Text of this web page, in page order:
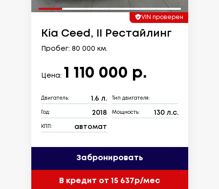
VIN проверен
Kia Ceed, II Рестайлинг
Пробег: 80 000 км.
Цена: 1 110 000 р.
Двигатель: 1.6 л. Тип двигателя:
Год: 2018 Мощность: 130 л.с.
КПП: автомат
Забронировать
В кредит от 15 637р/мес